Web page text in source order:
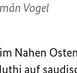
Vogel
Nahen
auf